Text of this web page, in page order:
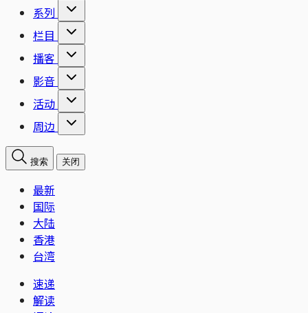
系列
栏目
播客
影音
活动
周边
搜索 关闭
最新
国际
大陆
香港
台湾
速递
解读